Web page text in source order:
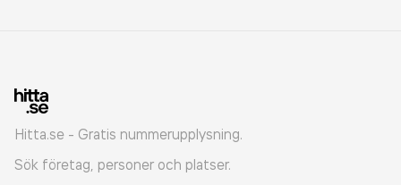
Hitta.se - Gratis nummerupplysning.
Sök företag, personer och platser.